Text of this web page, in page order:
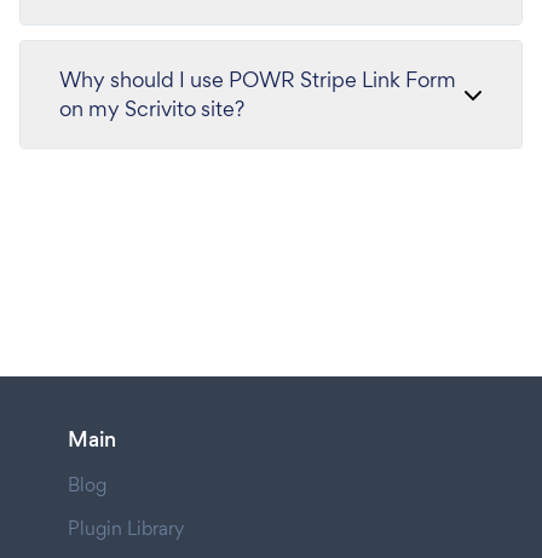
Why should I use POWR Stripe Link Form
on my Scrivito site?
Main
Blog
Plugin Library